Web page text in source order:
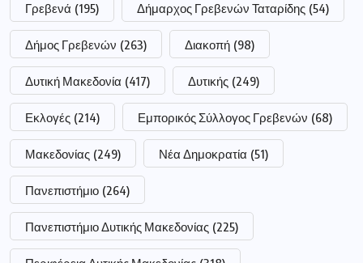
Γρεβενά (195) Δήμαρχος Γρεβενών Ταταρίδης (54)
Δήμος Γρεβενών (263) Διακοπή (98)
Δυτική Μακεδονία (417) Δυτικής (249)
Εκλογές (214) Εμπορικός Σύλλογος Γρεβενών (68)
Μακεδονίας (249) Νέα Δημοκρατία (51)
Πανεπιστήμιο (264)
Πανεπιστήμιο Δυτικής Μακεδονίας (225)